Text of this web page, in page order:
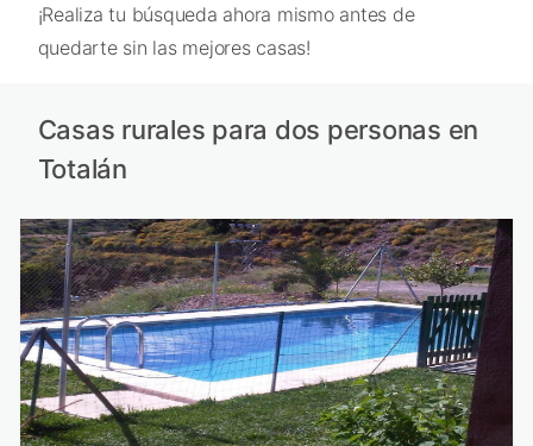
¡Realiza tu búsqueda ahora mismo antes de
quedarte sin las mejores casas!
Casas rurales para dos personas en
Totalán